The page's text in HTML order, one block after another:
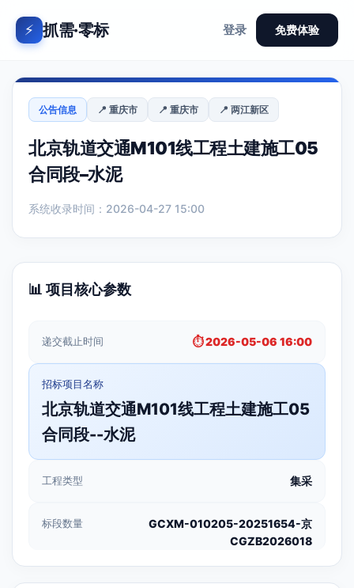
⚡ 抓需·零标 登录 免费体验
公告信息 📍 重庆市 📍 重庆市 📍 两江新区
北京轨道交通M101线工程土建施工05
合同段–水泥
系统收录时间：2026-04-27 15:00
📊 项目核心参数
递交截止时间 ⏱️ 2026-05-06 16:00
招标项目名称
北京轨道交通M101线工程土建施工05
合同段--水泥
工程类型 集采
标段数量
GCXM-010205-20251654-京
CGZB2026018